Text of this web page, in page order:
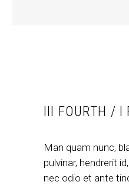
III FOURTH / I
Man quam nunc,
pulvinar, hendrerit
nec odio et ante